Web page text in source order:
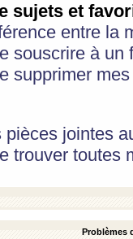
sujets et
entre la
souscrire à
supprimer
pièces jointes
trouver toutes
Problèmes